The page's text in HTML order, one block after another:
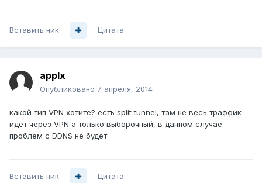
Вставить ник Цитата
applx
Опубликовано 7 апреля, 2014
какой тип VPN хотите? есть split tunnel, там не весь траффик
идет через VPN а только выборочный, в данном случае
проблем с DDNS не будет
Вставить ник Цитата